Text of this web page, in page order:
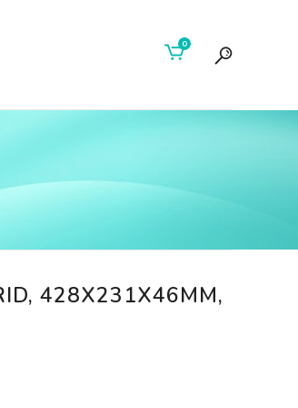
0
428X231X46MM,